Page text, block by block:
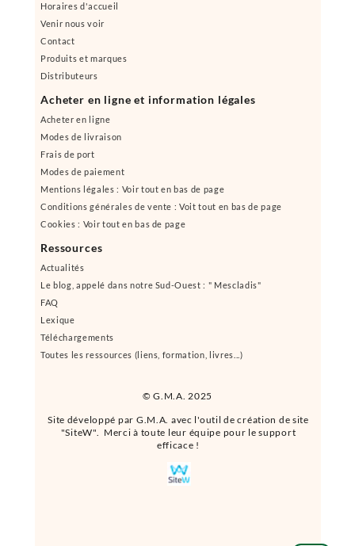
© G.M.A. 2025
Site développé par G.M.A. avec l'outil de création de site
"SiteW". Merci à toute leur équipe pour le support
efficace !
Horaires d'accueil
Venir nous voir
Contact
Produits et marques
Distributeurs
Acheter en ligne et information légales
Acheter en ligne
Modes de livraison
Frais de port
Modes de paiement
Mentions légales : Voir tout en bas de page
Conditions générales de vente : Voit tout en bas de page
Cookies : Voir tout en bas de page
Ressources
Actualités
Le blog, appelé dans notre Sud-Ouest : " Mescladis"
FAQ
Lexique
Téléchargements
Toutes les ressources (liens, formation, livres...)